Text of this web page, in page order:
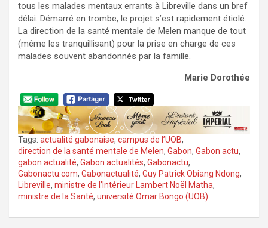
tous les malades mentaux errants à Libreville dans un bref
délai. Démarré en trombe, le projet s’est rapidement étiolé.
La direction de la santé mentale de Melen manque de tout
(même les tranquillisant) pour la prise en charge de ces
malades souvent abandonnés par la famille.
Marie Dorothée
Tags: actualité gabonaise, campus de l’UOB,
direction de la santé mentale de Melen, Gabon, Gabon actu,
gabon actualité, Gabon actualités, Gabonactu,
Gabonactu.com, Gabonactualité, Guy Patrick Obiang Ndong,
Libreville, ministre de l’Intérieur Lambert Noël Matha,
ministre de la Santé, université Omar Bongo (UOB)